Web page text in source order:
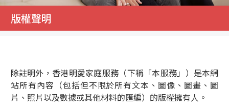
版權聲明
除註明外，香港明愛家庭服務（下稱「本服務」）是本網
站所有內容（包括但不限於所有文本、圖像、圖畫、圖
片、照片以及數據或其他材料的匯編）的版權擁有人。